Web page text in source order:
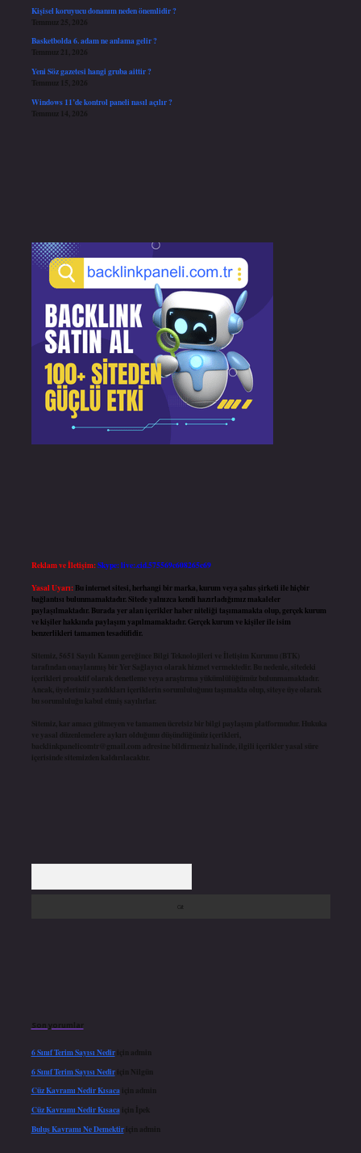
Kişisel koruyucu donanım neden önemlidir ?
Temmuz 25, 2026
Basketbolda 6. adam ne anlama gelir ?
Temmuz 21, 2026
Yeni Söz gazetesi hangi gruba aittir ?
Temmuz 15, 2026
Windows 11’de kontrol paneli nasıl açılır ?
Temmuz 14, 2026
Reklam ve İletişim:Skype: live:.cid.575569c608265c69
Yasal Uyarı: Bu internet sitesi, herhangi bir marka, kurum veya şahıs şirketi ile hiçbir
bağlantısı bulunmamaktadır. Sitede yalnızca kendi hazırladığımız makaleler
paylaşılmaktadır. Burada yer alan içerikler haber niteliği taşımamakta olup, gerçek kurum
ve kişiler hakkında paylaşım yapılmamaktadır. Gerçek kurum ve kişiler ile isim
benzerlikleri tamamen tesadüfidir.
Sitemiz, 5651 Sayılı Kanun gereğince Bilgi Teknolojileri ve İletişim Kurumu (BTK)
tarafından onaylanmış bir Yer Sağlayıcı olarak hizmet vermektedir. Bu nedenle, sitedeki
içerikleri proaktif olarak denetleme veya araştırma yükümlülüğümüz bulunmamaktadır.
Ancak, üyelerimiz yazdıkları içeriklerin sorumluluğunu taşımakta olup, siteye üye olarak
bu sorumluluğu kabul etmiş sayılırlar.
Sitemiz, kar amacı gütmeyen ve tamamen ücretsiz bir bilgi paylaşım platformudur. Hukuka
ve yasal düzenlemelere aykırı olduğunu düşündüğünüz içerikleri,
backlinkpanelicomtr@gmail.com adresine bildirmeniz halinde, ilgili içerikler yasal süre
içerisinde sitemizden kaldırılacaktır.
Son yorumlar
6 Sınıf Terim Sayısı Nediriçin admin
6 Sınıf Terim Sayısı Nediriçin Nilgün
Cüz Kavramı Nedir Kısacaiçin admin
Cüz Kavramı Nedir Kısacaiçin
İpek
Buluş Kavramı Ne Demektiriçin admin